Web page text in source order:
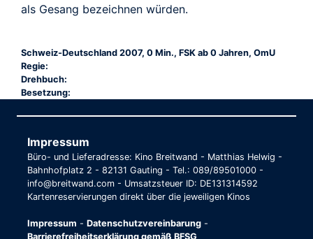
als Gesang bezeichnen würden.
Schweiz-Deutschland 2007, 0 Min., FSK ab 0 Jahren, OmU
Regie:
Drehbuch:
Besetzung:
Impressum
Büro- und Lieferadresse: Kino Breitwand - Matthias Helwig -
Bahnhofplatz 2 - 82131 Gauting - Tel.: 089/89501000 -
info@breitwand.com - Umsatzsteuer ID: DE131314592
Kartenreservierungen direkt über die jeweiligen Kinos
Impressum - Datenschutzvereinbarung -
Barrierefreiheitserklärung gemäß BFSG